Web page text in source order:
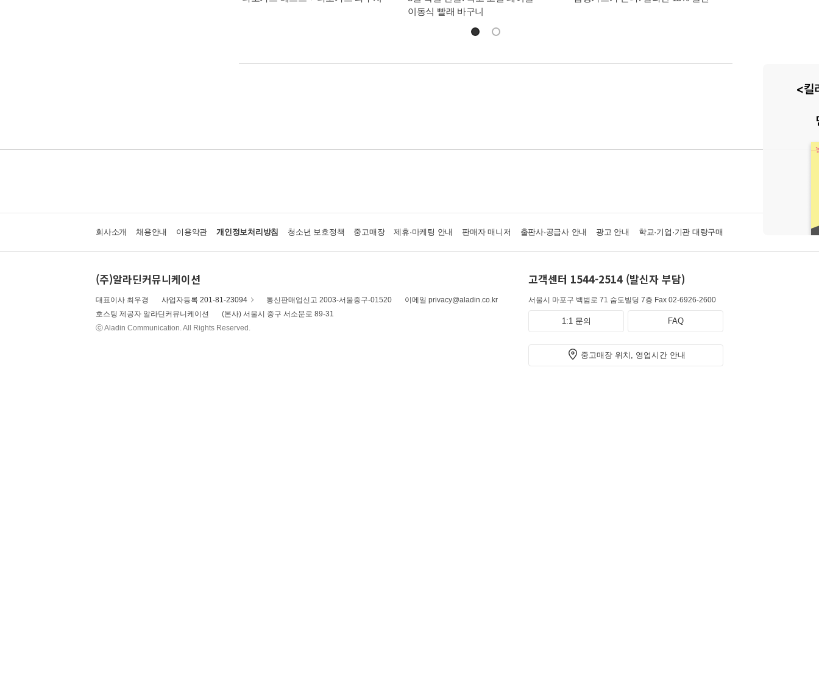
이동식 빨래 바구니
회사소개 채용안내 이용약관 개인정보처리방침 청소년 보호정책 중고매장 제휴·마케팅 안내 판매자 매니저 출판사·공급사 안내 광고 안내 학교·기업·기관 대량구매
(주)알라딘커뮤니케이션
대표이사 최우경 사업자등록 201-81-23094 통신판매업신고 2003-서울중구-01520
이메일 privacy@aladin.co.kr
호스팅 제공자 알라딘커뮤니케이션
(본사) 서울시 중구 서소문로 89-31
ⓒ Aladin Communication. All Rights Reserved.
고객센터 1544-2514 (발신자 부담)
서울시 마포구 백범로 71 숨도빌딩 7층 Fax 02-6926-2600
1:1 문의 FAQ
중고매장 위치, 영업시간 안내